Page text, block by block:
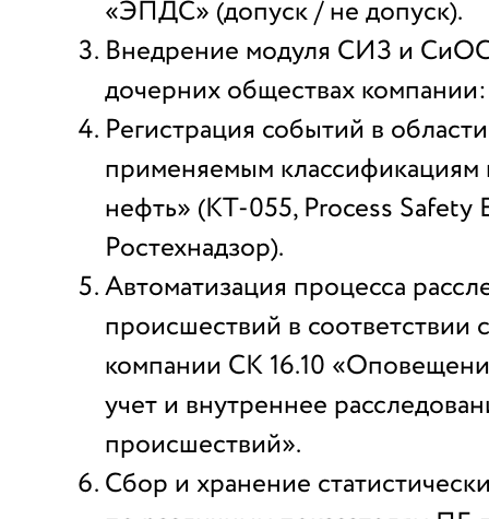
«ЭПДС» (допуск / не допуск).
Внедрение модуля СИЗ и
дочерних обществах
Регистрация событий в
применяемым
нефть» (КТ-055, Process Safety
Ростехнадзор).
Автоматизация процесса
происшествий в соответствии
компании СК 16.10
учет и внутреннее
происшествий».
Сбор и хранение